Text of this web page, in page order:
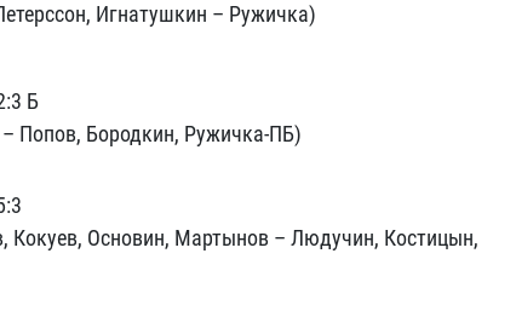
Игнатушкин – Ружичка)
Б
Попов, Бородкин, Ружичка-ПБ)
Кокуев, Основин, Мартынов – Людучин, Костицын,